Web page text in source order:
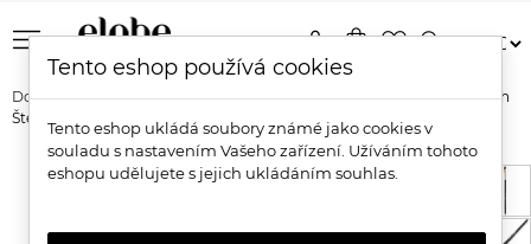
menu shopping_bagfavorite_bordersearch
person
Domů Značky Eye of Horus
Eye of Horus Vegan Angled Brush
Štětec pro definování očních linek a obočí
Tento eshop používá cookies
Tento eshop ukládá soubory známé jako cookies v
souladu s nastavením Vašeho zařízení. Užíváním tohoto
eshopu udělujete s jejich ukládáním souhlas.